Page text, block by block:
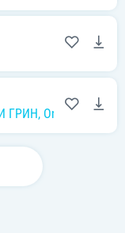
ГРИН, Onative